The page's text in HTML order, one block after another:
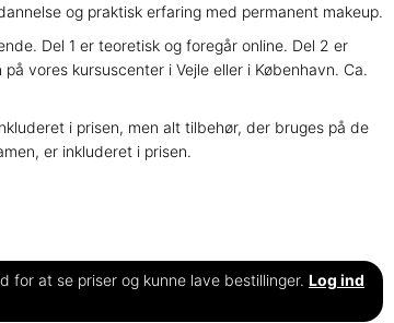
og praktisk erfaring med permanent makeup.
Del 1 er teoretisk og foregår online. Del 2 er
vores kursuscenter i Vejle eller i København. Ca.
i prisen, men alt tilbehør, der bruges på de
er inkluderet i prisen.
for at se priser og kunne lave bestillinger. Log ind